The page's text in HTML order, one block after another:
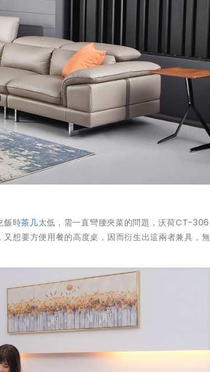
飯時茶几太低，需一直彎腰夾菜的問題，沃荷CT-306
想要方便用餐的高度桌，因而衍生出這兩者兼具，無